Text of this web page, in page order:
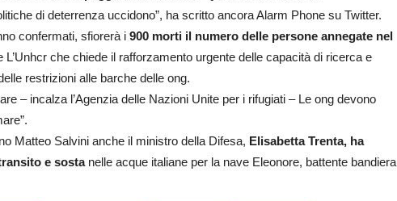
di deterrenza uccidono”, ha scritto ancora Alarm Phone su Twitter.
confermati, sfiorerà i 900 morti il numero delle persone annegate nel
L’Unhcr che chiede il rafforzamento urgente delle capacità di ricerca e
restrizioni alle barche delle ong.
– incalza l’Agenzia delle Nazioni Unite per i rifugiati – Le ong devono
Matteo Salvini anche il ministro della Difesa, Elisabetta Trenta, ha
e sostanelle acque italiane per la nave Eleonore, battente bandiera